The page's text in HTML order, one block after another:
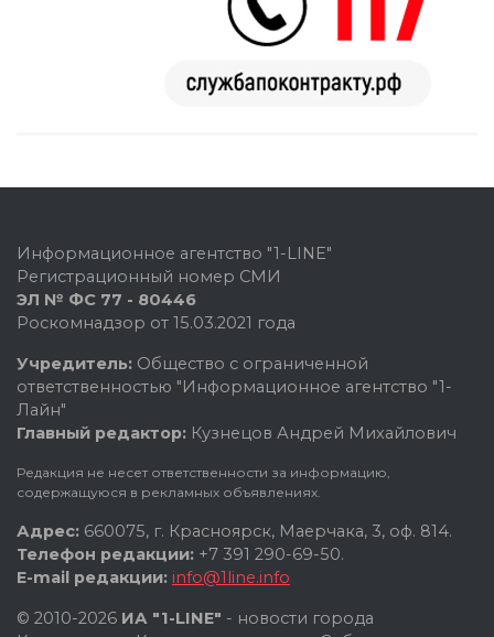
Информационное агентство "1-LINE"
Регистрационный номер СМИ
ЭЛ № ФС 77 - 80446
Роскомнадзор от 15.03.2021 года
Учредитель: Общество с ограниченной
ответственностью "Информационное агентство "1-
Лайн"
Главный редактор: Кузнецов Андрей Михайлович
Редакция не несет ответственности за информацию,
содержащуюся в рекламных объявлениях.
Адрес: 660075, г. Красноярск, Маерчака, 3, оф. 814.
Телефон редакции: +7 391 290-69-50.
E-mail редакции: info@1line.info
© 2010-2026 ИА "1-LINE" - новости города